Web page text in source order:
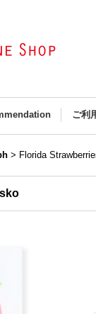
ご利
> Florida